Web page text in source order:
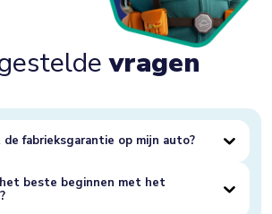
vragen
fabrieksgarantie op mijn auto?
beste beginnen met het